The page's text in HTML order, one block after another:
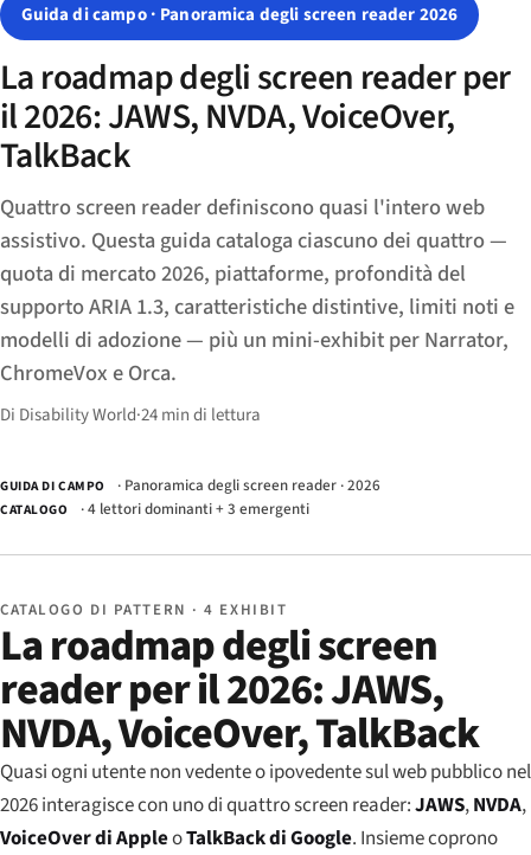
Guida di campo · Panoramica degli screen reader 2026
La roadmap degli screen reader per
il 2026: JAWS, NVDA, VoiceOver,
TalkBack
Quattro screen reader definiscono quasi l'intero web
assistivo. Questa guida cataloga ciascuno dei quattro —
quota di mercato 2026, piattaforme, profondità del
supporto ARIA 1.3, caratteristiche distintive, limiti noti e
modelli di adozione — più un mini-exhibit per Narrator,
ChromeVox e Orca.
Di Disability World·24 min di lettura
GUIDA DI CAMPO · Panoramica degli screen reader · 2026
CATALOGO · 4 lettori dominanti + 3 emergenti
CATALOGO DI PATTERN · 4 EXHIBIT
La roadmap degli screen
reader per il 2026: JAWS,
NVDA, VoiceOver, TalkBack
Quasi ogni utente non vedente o ipovedente sul web pubblico nel
2026 interagisce con uno di quattro screen reader:JAWS,NVDA,
VoiceOver di AppleoTalkBack di Google. Insieme coprono